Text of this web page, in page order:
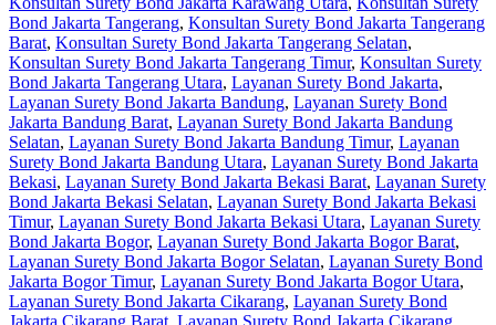
Bond Jakarta Tangerang, Konsultan Surety Bond Jakarta Tangerang
Barat, Konsultan Surety Bond Jakarta Tangerang Selatan,
Konsultan Surety Bond Jakarta Tangerang Timur, Konsultan Surety
Bond Jakarta Tangerang Utara, Layanan Surety Bond Jakarta,
Layanan Surety Bond Jakarta Bandung, Layanan Surety Bond
Jakarta Bandung Barat, Layanan Surety Bond Jakarta Bandung
Selatan, Layanan Surety Bond Jakarta Bandung Timur, Layanan
Surety Bond Jakarta Bandung Utara, Layanan Surety Bond Jakarta
Bekasi, Layanan Surety Bond Jakarta Bekasi Barat, Layanan Surety
Bond Jakarta Bekasi Selatan, Layanan Surety Bond Jakarta Bekasi
Timur, Layanan Surety Bond Jakarta Bekasi Utara, Layanan Surety
Bond Jakarta Bogor, Layanan Surety Bond Jakarta Bogor Barat,
Layanan Surety Bond Jakarta Bogor Selatan, Layanan Surety Bond
Jakarta Bogor Timur, Layanan Surety Bond Jakarta Bogor Utara,
Layanan Surety Bond Jakarta Cikarang, Layanan Surety Bond
Jakarta Cikarang Barat Layanan Surety Bond Jakarta Cikarang